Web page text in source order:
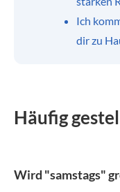
Ich
dir zu
Häufig
Wird "samstags"